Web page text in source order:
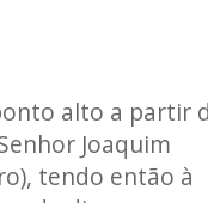
alto a partir
Joaquim
tendo então à